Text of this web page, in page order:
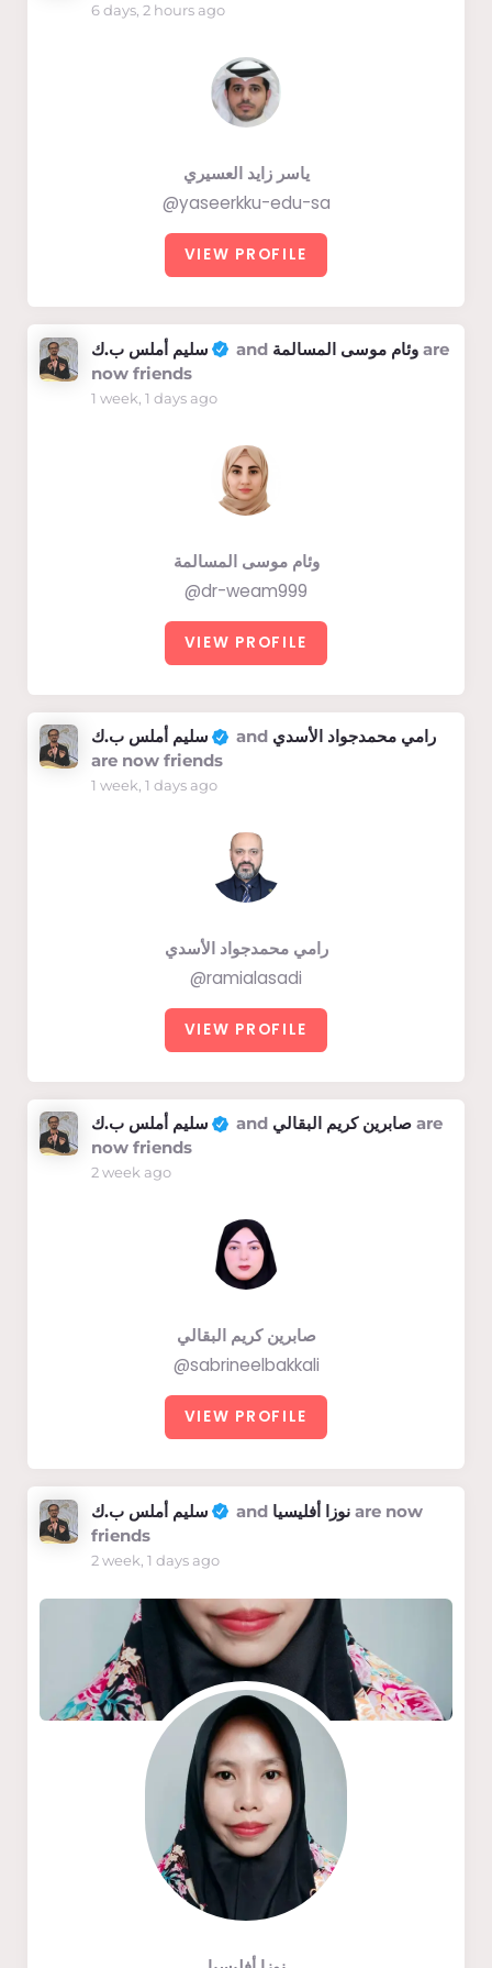
6 days, 2 hours ago
ياسر زايد العسيري
@yaseerkku-edu-sa
VIEW PROFILE
سليم أملس ب.ك and وئام موسى المسالمة are
now friends
1 week, 1 days ago
وئام موسى المسالمة
@dr-weam999
VIEW PROFILE
سليم أملس ب.ك and رامي محمدجواد الأسدي
are now friends
1 week, 1 days ago
رامي محمدجواد الأسدي
@ramialasadi
VIEW PROFILE
سليم أملس ب.ك and صابرين كريم البقالي are
now friends
2 week ago
صابرين كريم البقالي
@sabrineelbakkali
VIEW PROFILE
سليم أملس ب.ك and نوزا أفليسيا are now
friends
2 week, 1 days ago